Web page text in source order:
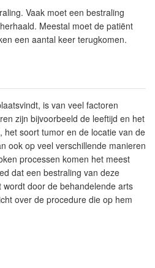
Vaak moet een bestraling
Meestal moet de patiënt
een aantal keer terugkomen.
is van veel factoren
zijn bijvoorbeeld de leeftijd en het
het soort tumor en de locatie van de
ook op veel verschillende manieren
processen komen het meest
dat een bestraling van deze
door de behandelende arts
over de procedure die op hem